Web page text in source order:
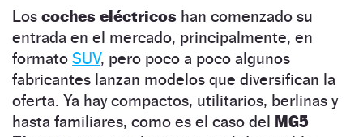
Los coches eléctricos han comenzado su
entrada en el mercado, principalmente, en
formato SUV, pero poco a poco algunos
fabricantes lanzan modelos que diversifican la
oferta. Ya hay compactos, utilitarios, berlinas y
hasta familiares, como es el caso del MG5